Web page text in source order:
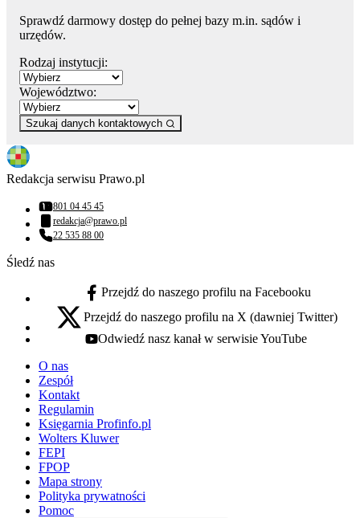
Sprawdź darmowy dostęp do pełnej bazy m.in. sądów i
urzędów.
Rodzaj instytucji:
Województwo:
Szukaj danych kontaktowych
Redakcja serwisu Prawo.pl
Numer telefonu:
801 04 45 45
Adres email:
redakcja@prawo.pl
Numer telefonu:
22 535 88 00
Śledź nas
facebook - otwiera się w nowej karcie
Przejdź do naszego profilu na Facebooku
x - otwiera się w nowej karcie
Przejdź do naszego profilu na X (dawniej Twitter)
youtube - otwiera się w nowej karcie
Odwiedź nasz kanał w serwisie YouTube
O nas
Zespół
Kontakt
Regulamin
Księgarnia Profinfo.pl
Wolters Kluwer
FEPI
FPOP
Mapa strony
Polityka prywatności
Pomoc